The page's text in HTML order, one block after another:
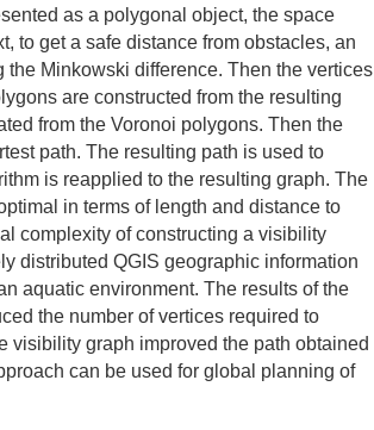
as a polygonal object, the space
to get a safe distance from obstacles, an
Minkowski difference. Then the vertices
are constructed from the resulting
from the Voronoi polygons. Then the
path. The resulting path is used to
is reapplied to the resulting graph. The
in terms of length and distance to
complexity of constructing a visibility
distributed QGIS geographic information
aquatic environment. The results of the
the number of vertices required to
visibility graph improved the path obtained
can be used for global planning of